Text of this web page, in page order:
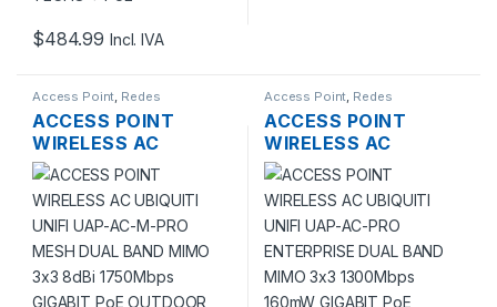
$484.99 Incl. IVA
Access Point, Redes
ACCESS POINT
WIRELESS AC
UBIQUITI UNIFI UAP-
AC-M-PRO MESH
DUAL BAND MIMO
3×3 8DBI 1750MBPS
GIGABIT POE
OUTDOOR
Access Point, Redes
ACCESS POINT
WIRELESS AC
UBIQUITI UNIFI UAP-
AC-PRO ENTERPRISE
DUAL BAND MIMO
3×3 1300MBPS
160MW GIGABIT POE
OUTDOOR